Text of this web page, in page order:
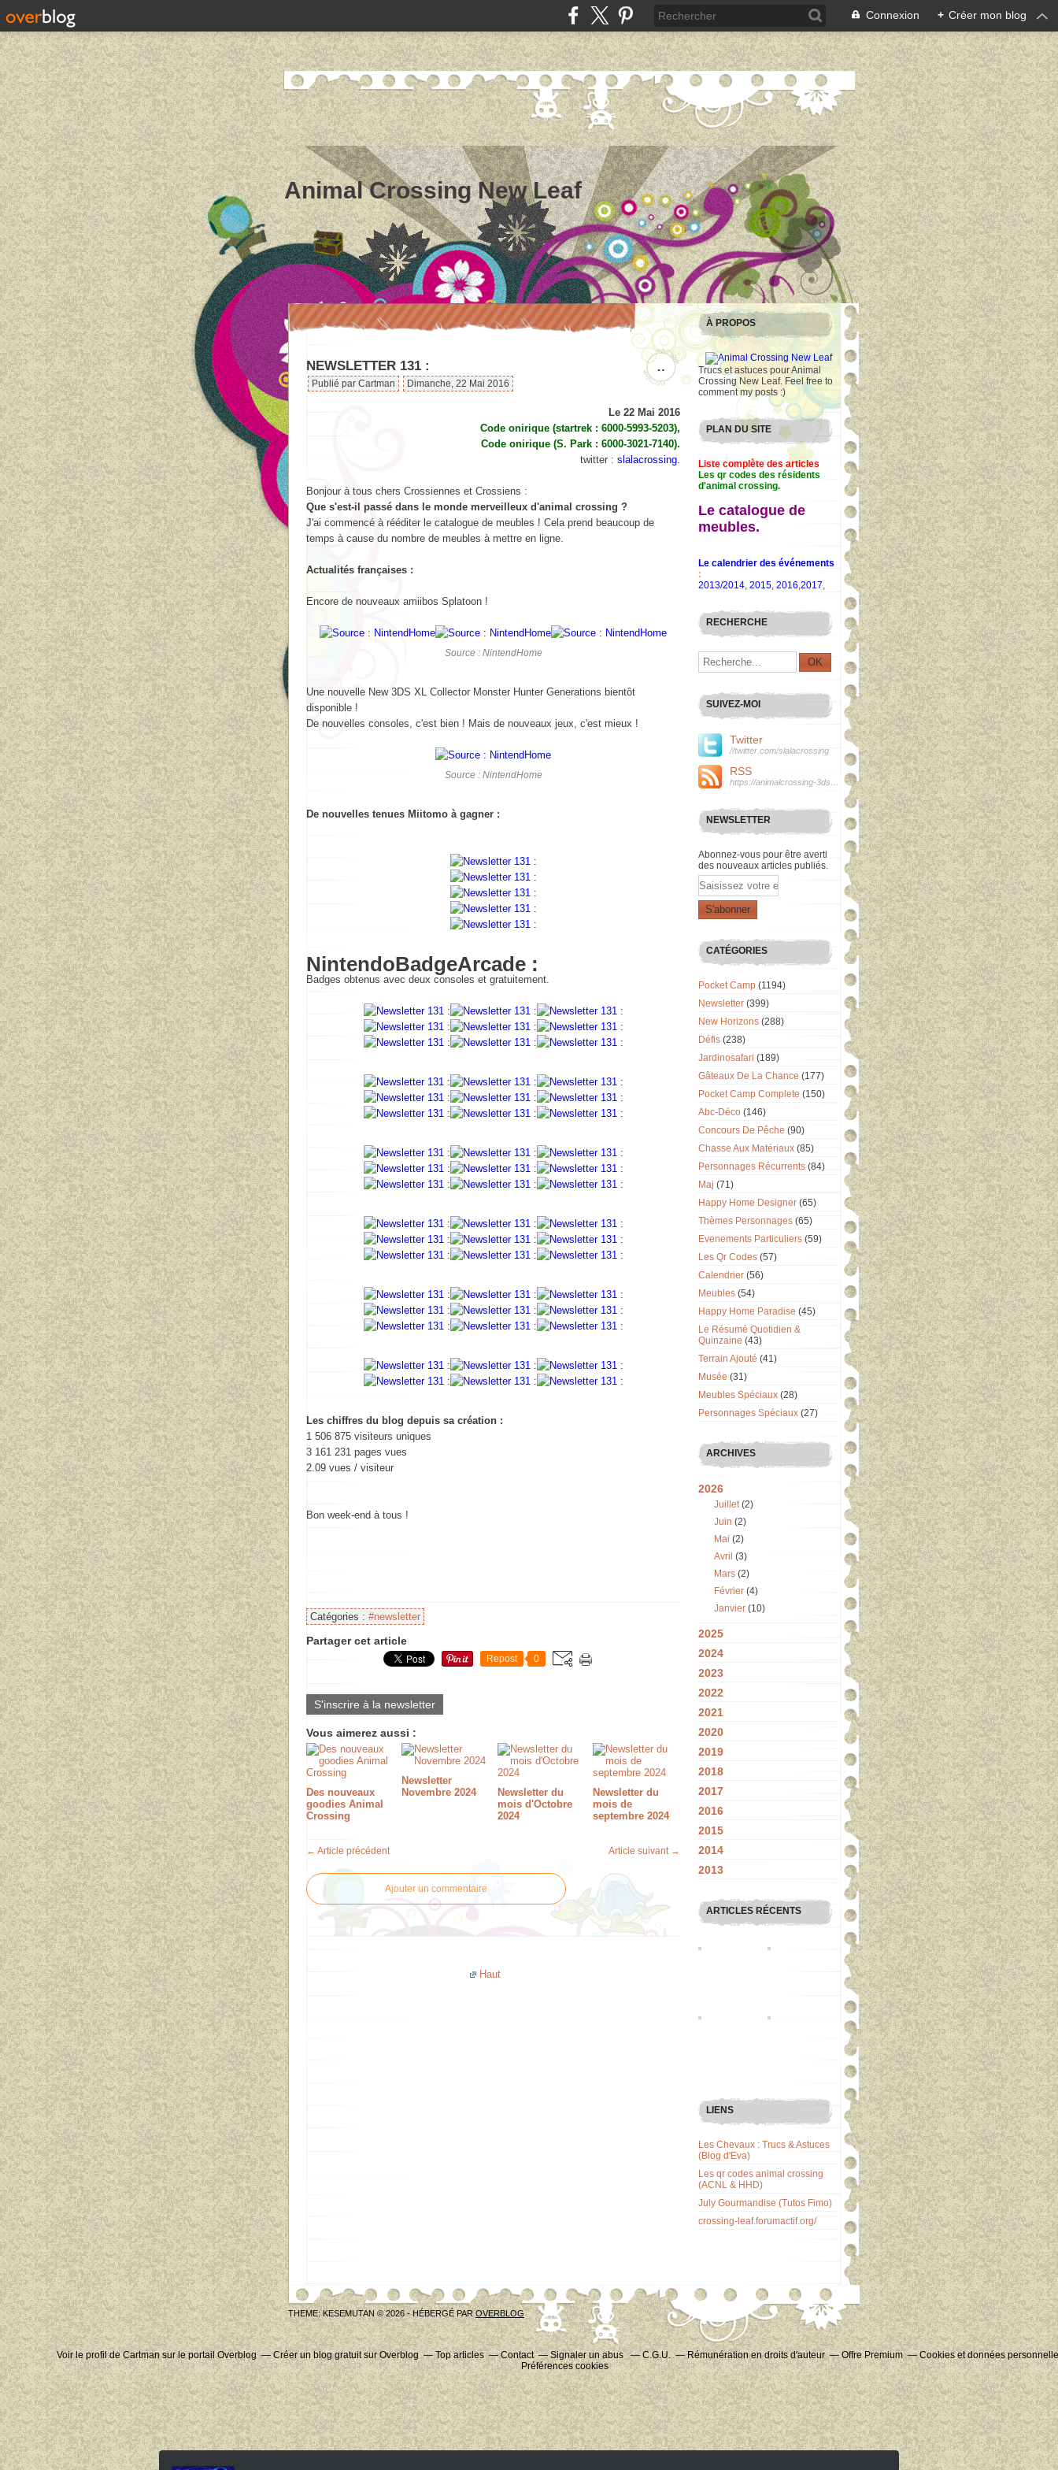
Connexion + Créer mon blog
Animal Crossing New Leaf
…
NEWSLETTER 131 :
Publié par Cartman Dimanche, 22 Mai 2016
Le 22 Mai 2016
Code onirique (startrek : 6000-5993-5203),
Code onirique (S. Park : 6000-3021-7140).
twitter : slalacrossing.
Bonjour à tous chers Crossiennes et Crossiens :
Que s'est-il passé dans le monde merveilleux d'animal crossing ?
J'ai commencé à rééditer le catalogue de meubles ! Cela prend beaucoup de
temps à cause du nombre de meubles à mettre en ligne.
Actualités françaises :
Encore de nouveaux amiibos Splatoon !
Source : NintendHome
Une nouvelle New 3DS XL Collector Monster Hunter Generations bientôt
disponible !
De nouvelles consoles, c'est bien ! Mais de nouveaux jeux, c'est mieux !
Source : NintendHome
De nouvelles tenues Miitomo à gagner :
NintendoBadgeArcade :
Badges obtenus avec deux consoles et gratuitement.
Les chiffres du blog depuis sa création :
1 506 875 visiteurs uniques
3 161 231 pages vues
2.09 vues / visiteur
Bon week-end à tous !
Catégories : #newsletter
Partager cet article
Repost 0
S'inscrire à la newsletter
Vous aimerez aussi :
Des nouveaux
goodies Animal
Crossing
Newsletter
Novembre 2024
Newsletter du
mois d'Octobre
2024
Newsletter du
mois de
septembre 2024
← Article précédent Article suivant →
Ajouter un commentaire
Haut
À PROPOS
Trucs et astuces pour Animal
Crossing New Leaf. Feel free to
comment my posts :)
PLAN DU SITE
Liste complète des articles
Les qr codes des résidents
d'animal crossing.
Le catalogue de
meubles.
Le calendrier des événements
:
2013/2014, 2015, 2016,2017,
RECHERCHE
SUIVEZ-MOI
Twitter
//twitter.com/slalacrossing
RSS
NEWSLETTER
Abonnez-vous pour être averti
des nouveaux articles publiés.
Email
CATÉGORIES
Pocket Camp (1194)
Newsletter (399)
New Horizons (288)
Défis (238)
Jardinosafari (189)
Gâteaux De La Chance (177)
Pocket Camp Complete (150)
Abc-Déco (146)
Concours De Pêche (90)
Chasse Aux Matériaux (85)
Personnages Récurrents (84)
Maj (71)
Happy Home Designer (65)
Thèmes Personnages (65)
Evenements Particuliers (59)
Les Qr Codes (57)
Calendrier (56)
Meubles (54)
Happy Home Paradise (45)
Le Résumé Quotidien &
Quinzaine (43)
Terrain Ajouté (41)
Musée (31)
Meubles Spéciaux (28)
Personnages Spéciaux (27)
ARCHIVES
2026
Juillet(2)
Juin (2)
Mai (2)
Avril (3)
Mars (2)
Février (4)
Janvier (10)
2025
2024
2023
2022
2021
2020
2019
2018
2017
2016
2015
2014
2013
ARTICLES RÉCENTS
LIENS
Les Chevaux : Trucs & Astuces
(Blog d'Eva)
Les qr codes animal crossing
(ACNL & HHD)
July Gourmandise (Tutos Fimo)
crossing-leaf.forumactif.org/
THEME: KESEMUTAN © 2026 - HÉBERGÉ PAR OVERBLOG
Voir le profil deCartmansur le portail Overblog Créer un blog gratuit sur Overblog Top articles Contact Signaler un abus C.G.U. Rémunération en droits d'auteur Offre Premium
Cookies et données
Préférences cookies